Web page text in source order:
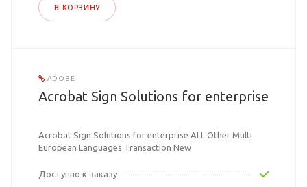
В КОРЗИНУ
ADOBE
Acrobat Sign Solutions for enterprise
Acrobat Sign Solutions for enterprise ALL Other Multi
European Languages Transaction New
Доступно к заказу